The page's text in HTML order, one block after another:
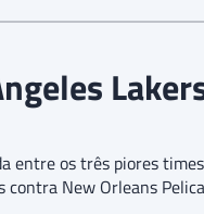
os três piores
New Orleans